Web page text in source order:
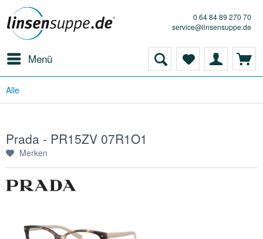
0 64 84 89 270 70
service@linsensuppe.de
Menü
Alle
Prada - PR15ZV 07R1O1
Merken